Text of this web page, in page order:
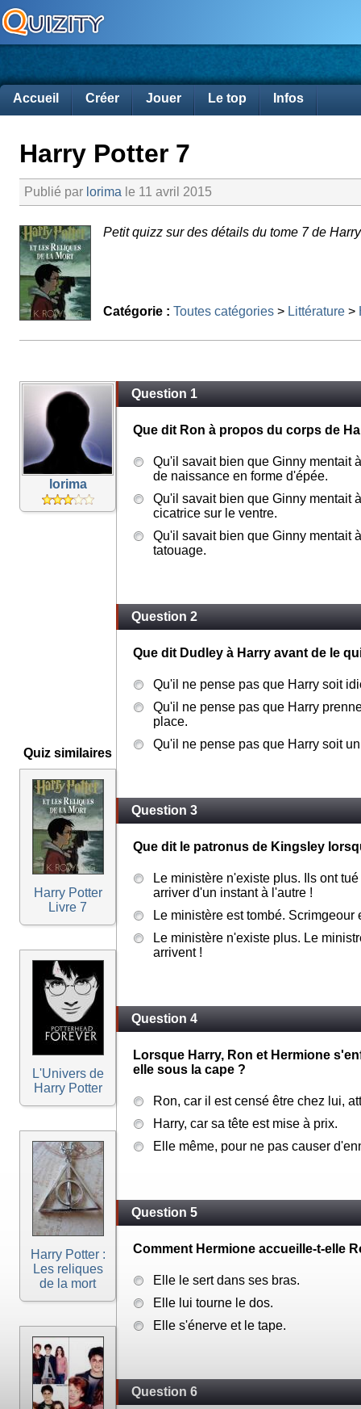
Accueil Créer Jouer Le top Infos
Harry Potter 7
Publié par lorima le 11 avril 2015
Petit quizz sur des détails du tome 7 de
Catégorie : Toutes catégories > Littérature >
lorima
Quiz similaires
Harry Potter
Livre 7
L'Univers de
Harry Potter
Harry Potter :
Les reliques
de la mort
Question 1
Que dit Ron à propos du corps de
Qu'il savait bien que Ginny mentait
de naissance en forme d'épée.
Qu'il savait bien que Ginny mentait
cicatrice sur le ventre.
Qu'il savait bien que Ginny mentait
tatouage.
Question 2
Que dit Dudley à Harry avant de le
Qu'il ne pense pas que Harry soit
Qu'il ne pense pas que Harry
place.
Qu'il ne pense pas que Harry soit
Question 3
Que dit le patronus de Kingsley
Le ministère n'existe plus. Ils ont
arriver d'un instant à l'autre !
Le ministère est tombé. Scrimgeour
Le ministère n'existe plus. Le
arrivent !
Question 4
Lorsque Harry, Ron et Hermione
elle sous la cape ?
Ron, car il est censé être chez lui,
Harry, car sa tête est mise à prix.
Elle même, pour ne pas causer
Question 5
Comment Hermione accueille-t-elle
Elle le sert dans ses bras.
Elle lui tourne le dos.
Elle s'énerve et le tape.
Question 6